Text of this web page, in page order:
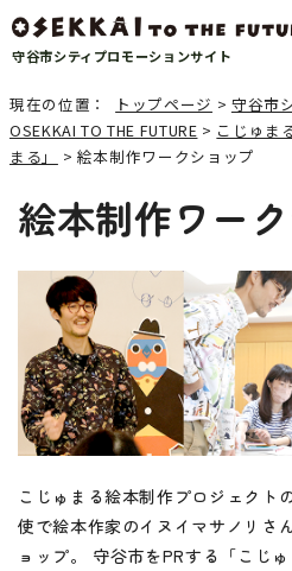
守谷市シティプロモーションサイト
現在の位置： トップページ > 守谷市
OSEKKAI TO THE FUTURE > こじゅま
まる」
> 絵本制作ワークショップ
絵本制作ワー
こじゅまる絵本制作プロジェクト
使で絵本作家のイヌイマサノリさ
ョップ。 守谷市をPRする「こじ